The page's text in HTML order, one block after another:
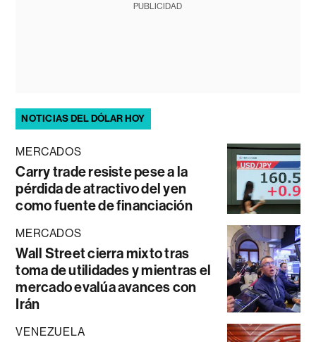
PUBLICIDAD
NOTICIAS DEL DÓLAR HOY
MERCADOS
Carry trade resiste pese a la
pérdida de atractivo del yen
como fuente de financiación
MERCADOS
Wall Street cierra mixto tras
toma de utilidades y mientras el
mercado evalúa avances con
Irán
VENEZUELA